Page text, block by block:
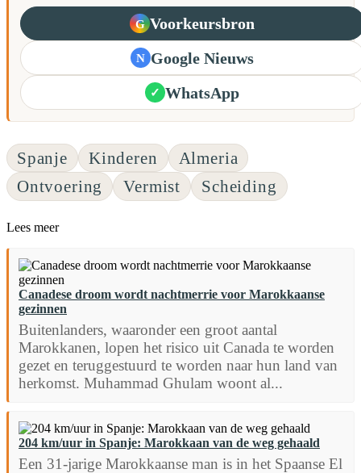
G Voorkeursbron
N Google Nieuws
✓ WhatsApp
Spanje Kinderen
Almeria
Ontvoering
Vermist Scheiding
Lees meer
Canadese droom wordt nachtmerrie voor Marokkaanse
gezinnen
Buitenlanders, waaronder een groot aantal
Marokkanen, lopen het risico uit Canada te worden
gezet en teruggestuurd te worden naar hun land van
herkomst. Muhammad Ghulam woont al...
204 km/uur in Spanje: Marokkaan van de weg gehaald
Een 31-jarige Marokkaanse man is in het Spaanse El